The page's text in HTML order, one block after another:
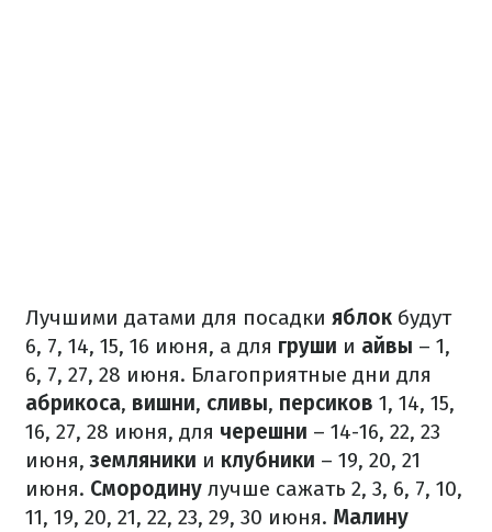
Лучшими датами для посадки яблок будут
6, 7, 14, 15, 16 июня, а для груши и айвы – 1,
6, 7, 27, 28 июня. Благоприятные дни для
абрикоса, вишни, сливы, персиков 1, 14, 15,
16, 27, 28 июня, для черешни – 14-16, 22, 23
июня, земляники и клубники – 19, 20, 21
июня. Смородину лучше сажать 2, 3, 6, 7, 10,
11, 19, 20, 21, 22, 23, 29, 30 июня. Малину